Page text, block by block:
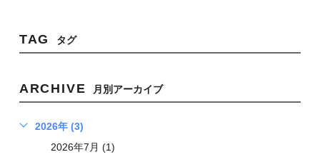
TAG タグ
ARCHIVE 月別アーカイブ
2026年 (3)
2026年7月 (1)